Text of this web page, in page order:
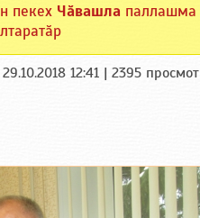
пекех Чӑвашла паллашма
29.10.2018 12:41 | 2395